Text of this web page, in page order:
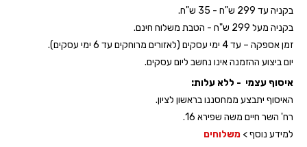
בקניה עד 299 ש"ח - 35 ש"ח.
בקניה מעל 299 ש"ח - הטבת משלוח חינם.
זמן אספקה – עד 4 ימי עסקים (לאזורים מרוחקים עד 6 ימי עסקים).
יום ביצוע ההזמנה אינו נחשב ליום עסקים.
איסוף עצמי - ללא עלות:
האיסוף יתבצע ממחסננו בראשון לציון.
רח' השר חיים משה שפירא 16.
למידע נוסף > משלוחים